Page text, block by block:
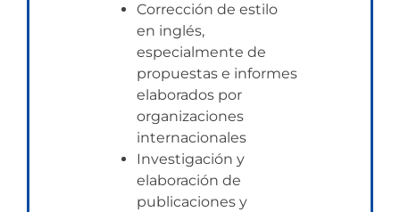
Corrección de estilo
en inglés,
especialmente de
propuestas e informes
elaborados por
organizaciones
internacionales
Investigación y
elaboración de
publicaciones y